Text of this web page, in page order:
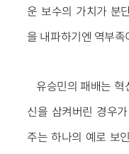
운 보수의 가치가 분
을 내파하기엔 역부족
유승민의 패배는 혁
신을 삼켜버린 경우
주는 하나의 예로 보